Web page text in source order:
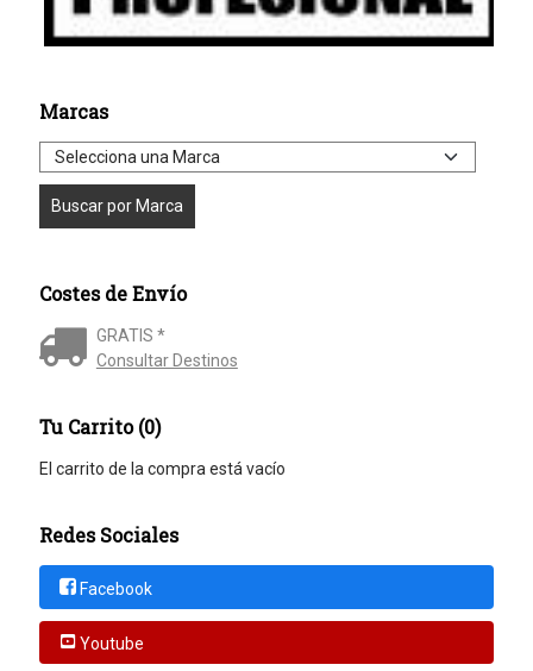
Marcas
Costes de Envío
GRATIS *
Consultar Destinos
Tu Carrito (0)
El carrito de la compra está vacío
Redes Sociales
Facebook
Youtube